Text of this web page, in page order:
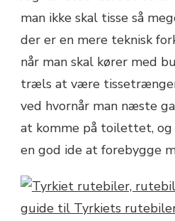
man ikke skal tisse så
der er en mere teknisk
når man skal kører med
træls at være
ved hvornår man næste
at komme på toilettet,
en god ide at forebygge